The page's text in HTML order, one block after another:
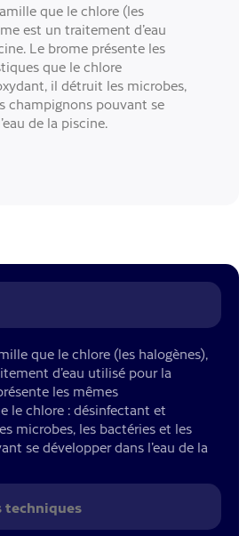
que le chlore (les
est un traitement d’eau
Le brome présente les
que le chlore
il détruit les microbes,
champignons pouvant se
de la piscine.
que le chlore (les halogènes),
d’eau utilisé pour la
les mêmes
le chlore : désinfectant et
microbes, les bactéries et les
se développer dans l’eau de la
techniques